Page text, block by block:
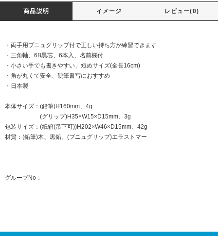
商品説明 イメージ レビュー(0)
・両手用プニュグリップ付で正しい持ち方が練習できます
・三角軸、6B黒芯、6本入、名前欄付
・小さい手でも書きやすい、短めサイズ(全長16cm)
・角が丸くて安全、硬筆書写におすすめ
・日本製
本体サイズ：(鉛筆)H160mm、4g
(グリップ)H35×W15×D15mm、3g
包装サイズ：(紙箱(吊下可))H202×W46×D15mm、42g
材質：(鉛筆)木、黒鉛、(プニュグリップ)エラストマー
グループNo：